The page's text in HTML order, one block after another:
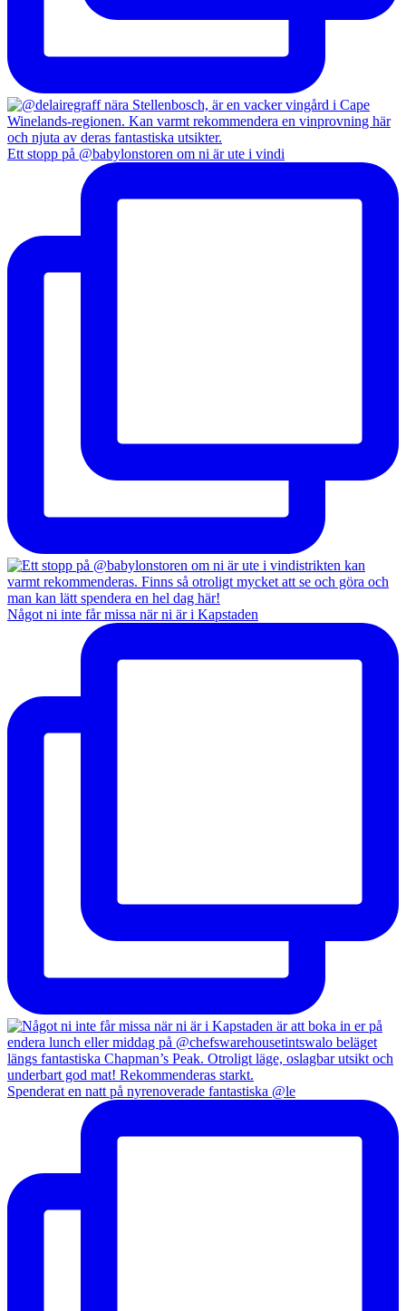
Ett stopp på @babylonstoren om ni är ute i vindi
Något ni inte får missa när ni är i Kapstaden
Spenderat en natt på nyrenoverade fantastiska @le